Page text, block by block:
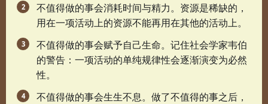
不值得做的事会消耗时间与精力。资源是稀缺的，
用在一项活动上的资源不能再用在其他的活动上。
不值得做的事会赋予自己生命。记住社会学家韦伯
的警告：一项活动的单纯规律性会逐渐演变为必然
性。
不值得做的事会生生不息。做了不值得的事之后，